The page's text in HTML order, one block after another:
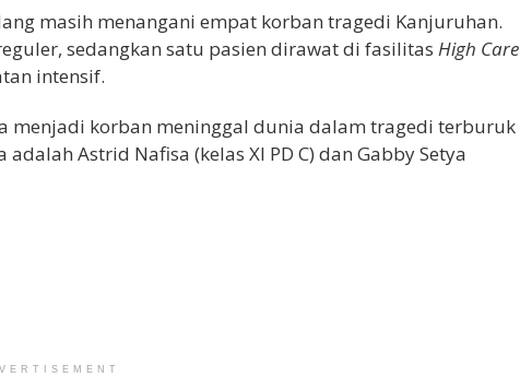
masih menangani empat korban tragedi Kanjuruhan.
sedangkan satu pasien dirawat di fasilitas High Care
intensif.
menjadi korban meninggal dunia dalam tragedi terburuk
Astrid Nafisa (kelas XI PD C) dan Gabby Setya